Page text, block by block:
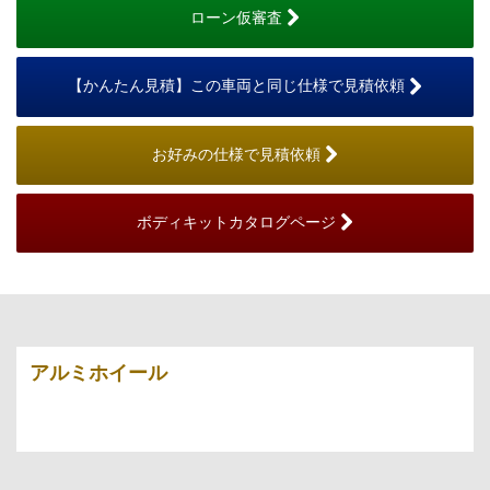
ローン仮審査
【かんたん見積】この車両と同じ仕様で見積依頼
お好みの仕様で見積依頼
ボディキットカタログページ
アルミホイール